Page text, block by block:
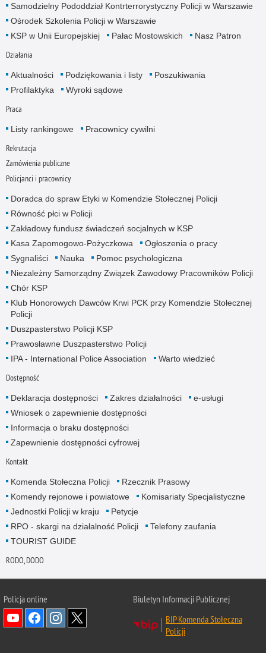
Samodzielny Pododdział Kontrterrorystyczny Policji w Warszawie
Ośrodek Szkolenia Policji w Warszawie
KSP w Unii Europejskiej
Pałac Mostowskich Nasz Patron
Działania
Aktualności Podziękowania i listy
Poszukiwania
Profilaktyka
Wyroki sądowe
Praca
Listy rankingowe Pracownicy cywilni
Rekrutacja
Zamówienia publiczne
Policjanci i pracownicy
Doradca do spraw Etyki w Komendzie Stołecznej Policji
Równość płci w Policji
Zakładowy fundusz świadczeń socjalnych w KSP
Kasa Zapomogowo-Pożyczkowa
Ogłoszenia o pracy
Sygnaliści
Nauka
Pomoc psychologiczna
Niezależny Samorządny Związek Zawodowy Pracowników Policji
Chór KSP
Klub Honorowych Dawców Krwi PCK przy Komendzie Stołecznej
Policji
Duszpasterstwo Policji KSP
Prawosławne Duszpasterstwo Policji
IPA - International Police Association
Warto wiedzieć
Dostępność
Deklaracja dostępności Zakres działalności
e-usługi
Wniosek o zapewnienie dostępności
Informacja o braku dostępności
Zapewnienie dostępności cyfrowej
Kontakt
Komenda Stołeczna Policji
Rzecznik Prasowy
Komendy rejonowe i powiatowe
Komisariaty Specjalistyczne
Jednostki Policji w kraju
Petycje
RPO - skargi na działalność Policji
Telefony zaufania
TOURIST GUIDE
RODO, DODO
Policja online
Biuletyn Informacji Publicznej
BIP Komenda Stołeczna
Policji